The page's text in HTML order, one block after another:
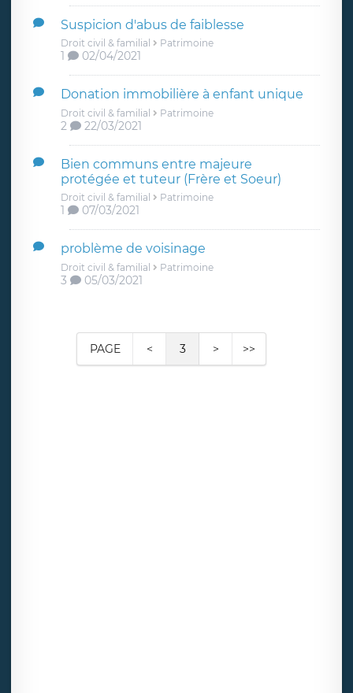
Suspicion d'abus de faiblesse
Droit civil & familial Patrimoine
1 02/04/2021
Donation immobilière à enfant unique
Droit civil & familial Patrimoine
2 22/03/2021
Bien communs entre majeure
protégée et tuteur (Frère et Soeur)
Droit civil & familial Patrimoine
1 07/03/2021
problème de voisinage
Droit civil & familial Patrimoine
3 05/03/2021
PAGE < 3 > >>